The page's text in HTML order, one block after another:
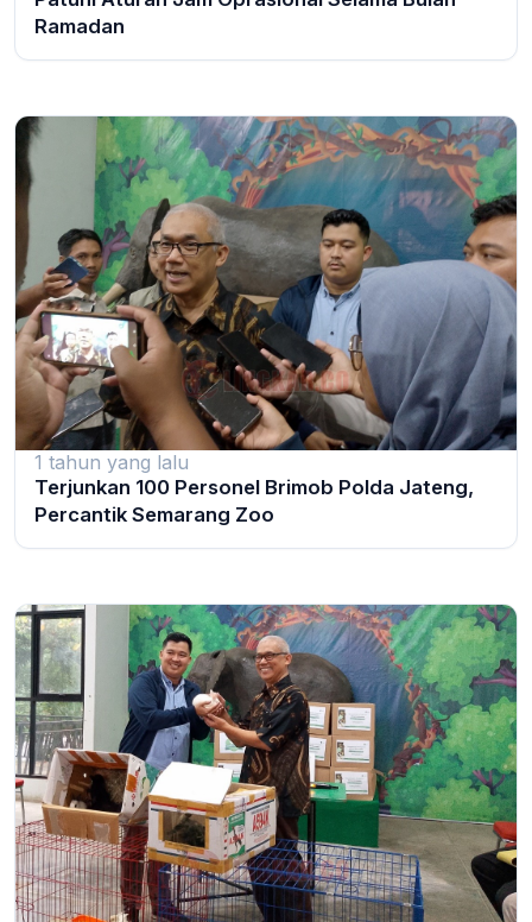
Ramadan
1 tahun yang lalu
Terjunkan 100 Personel Brimob Polda Jateng,
Percantik Semarang Zoo